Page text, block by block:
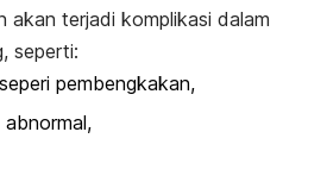
akan terjadi komplikasi dalam
seperti:
pembengkakan,